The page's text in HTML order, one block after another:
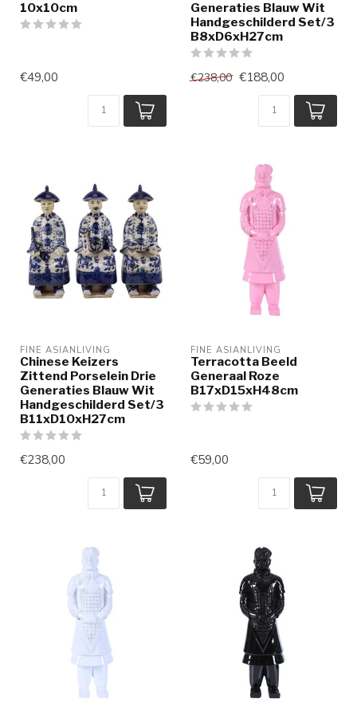
10x10cm
€49,00
Generaties Blauw Wit
Handgeschilderd Set/3
B8xD6xH27cm
€238,00 €188,00
FINE ASIANLIVING
Chinese Keizers
Zittend Porselein Drie
Generaties Blauw Wit
Handgeschilderd Set/3
B11xD10xH27cm
€238,00
FINE ASIANLIVING
Terracotta Beeld
Generaal Roze
B17xD15xH48cm
€59,00